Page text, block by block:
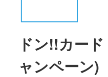
ドン!!カー
ャンペーン)